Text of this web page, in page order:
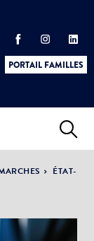
PORTAIL FAMILLES
ÉTAT-